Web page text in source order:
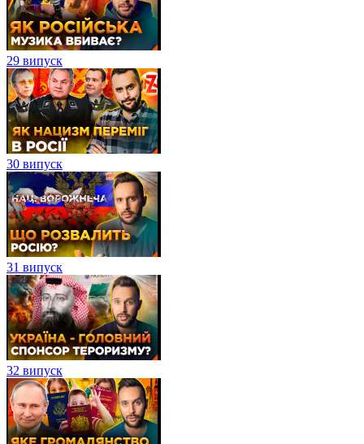
29 випуск
30 випуск
31 випуск
32 випуск